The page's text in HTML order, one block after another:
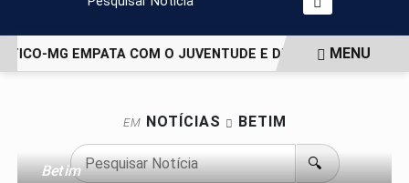
Pesquisar Notícia
MG EMPATA COM O JUVENTUDE E DEIXA VAGA NAS
MENU
EM NOTÍCIAS BETIM
🔍
Betim